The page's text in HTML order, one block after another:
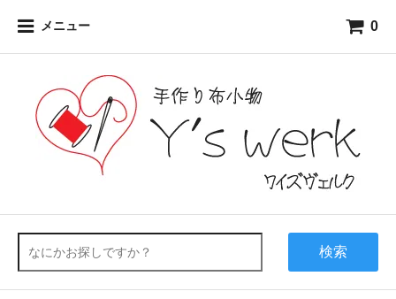
メニュー 0
検索